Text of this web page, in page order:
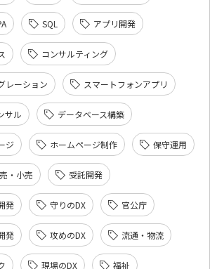
SQL アプリ開発
コンサルティング
レーション スマートフォンアプリ
サル データベース構築
ジ ホームページ制作 保守運用
・小売 受託開発
発 守りのDX 官公庁
発 攻めのDX 流通・物流
現場のDX 福祉